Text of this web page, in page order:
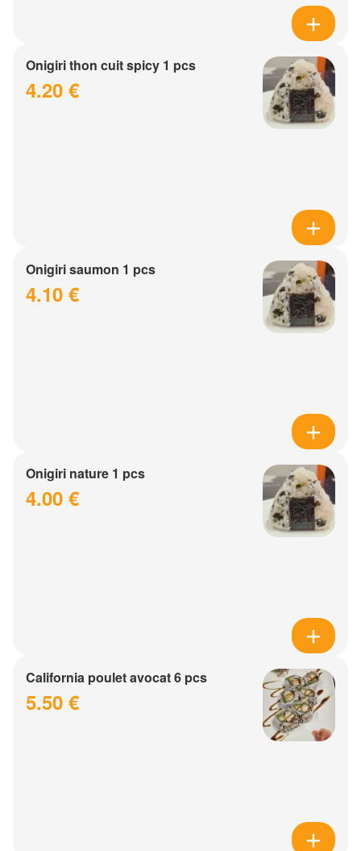
Onigiri thon cuit spicy 1 pcs
4.20 €
Onigiri saumon 1 pcs
4.10 €
Onigiri nature 1 pcs
4.00 €
California poulet avocat 6 pcs
5.50 €